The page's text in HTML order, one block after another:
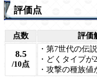
評価点
点数 評価
8.5
/10点
・第7世代の伝
・どくタイプが
・攻撃の種族